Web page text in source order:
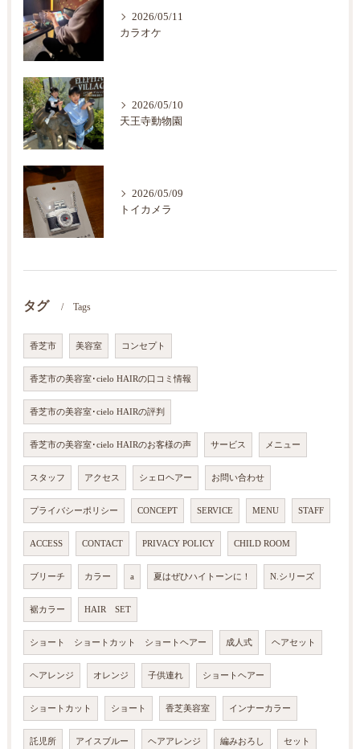
2026/05/11
カラオケ
2026/05/10
天王寺動物園
2026/05/09
トイカメラ
タグ Tags
香芝市 美容室 コンセプト
香芝市の美容室･cielo HAIRの口コミ情報
香芝市の美容室･cielo HAIRの評判
香芝市の美容室･cielo HAIRのお客様の声 サービス メニュー
スタッフ アクセス シェロヘアー お問い合わせ
プライバシーポリシー CONCEPT SERVICE MENU STAFF
ACCESS CONTACT PRIVACY POLICY CHILD ROOM
ブリーチ カラー a 夏はぜひハイトーンに！ N.シリーズ
裾カラー HAIR SET
ショート ショートカット ショートヘアー 成人式 ヘアセット
ヘアレンジ オレンジ 子供連れ ショートヘアー
ショートカット ショート 香芝美容室 インナーカラー
託児所 アイスブルー ヘアアレンジ 編みおろし セット